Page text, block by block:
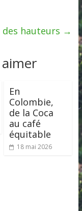
hauteurs →
En
Colombie,
de la Coca
au café
équitable
18 mai 2026